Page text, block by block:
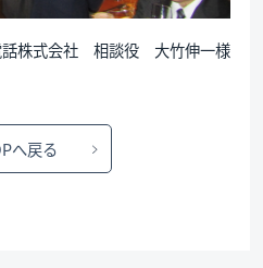
話株式会社 相談役 大竹伸一様
へ戻る